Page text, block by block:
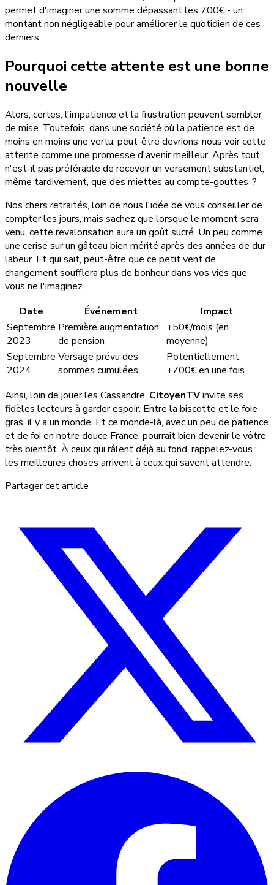
permet d'imaginer une somme dépassant les 700€ - un
montant non négligeable pour améliorer le quotidien de ces
derniers.
Pourquoi cette attente est une bonne
nouvelle
Alors, certes, l'impatience et la frustration peuvent sembler
de mise. Toutefois, dans une société où la patience est de
moins en moins une vertu, peut-être devrions-nous voir cette
attente comme une promesse d'avenir meilleur. Après tout,
n'est-il pas préférable de recevoir un versement substantiel,
même tardivement, que des miettes au compte-gouttes ?
Nos chers retraités, loin de nous l'idée de vous conseiller de
compter les jours, mais sachez que lorsque le moment sera
venu, cette revalorisation aura un goût sucré. Un peu comme
une cerise sur un gâteau bien mérité après des années de dur
labeur. Et qui sait, peut-être que ce petit vent de
changement soufflera plus de bonheur dans vos vies que
vous ne l'imaginez.
Date
Événement
Impact
Septembre
2023
Première augmentation
de pension
+50€/mois (en
moyenne)
Septembre
2024
Versage prévu des
sommes cumulées
Potentiellement
+700€ en une fois
Ainsi, loin de jouer les Cassandre, CitoyenTVinvite ses
fidèles lecteurs à garder espoir. Entre la biscotte et le foie
gras, il y a un monde. Et ce monde-là, avec un peu de patience
et de foi en notre douce France, pourrait bien devenir le vôtre
très bientôt. À ceux qui râlent déjà au fond, rappelez-vous :
les meilleures choses arrivent à ceux qui savent attendre.
Partager cet article